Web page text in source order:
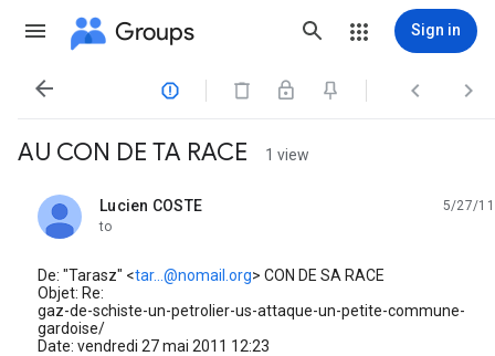
Groups Sign in
   
AU CON DE TA RACE 1 view
Lucien COSTE
unread,
5/27/11
to
De: "Tarasz" <tar...@nomail.org> CON DE SA RACE
Objet: Re:
gaz-de-schiste-un-petrolier-us-attaque-un-petite-commune-
gardoise/
Date: vendredi 27 mai 2011 12:23